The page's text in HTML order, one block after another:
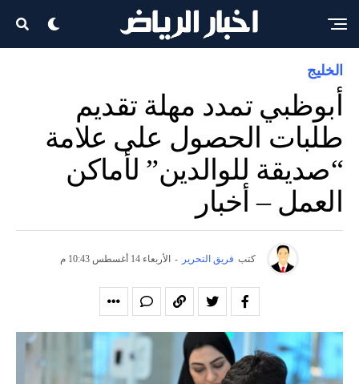
الخليج
أبوظبي تمدد مهلة تقديم
طلبات الحصول على علامة
“صديقة للوالدين” لأماكن
العمل – أخبار
كتب فريق التحرير - الأربعاء 14 أغسطس 10:43 م